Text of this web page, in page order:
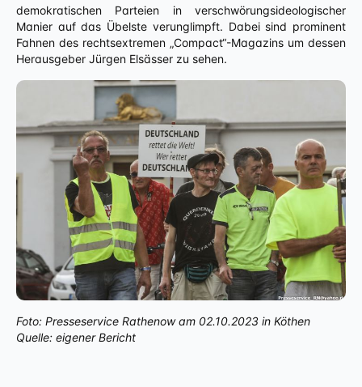
demokratischen Parteien in verschwörungsideologischer
Manier auf das Übelste verunglimpft. Dabei sind prominent
Fahnen des rechtsextremen „Compact“-Magazins um dessen
Herausgeber Jürgen Elsässer zu sehen.
Foto: Presseservice Rathenow am 02.10.2023 in Köthen
Quelle: eigener Bericht